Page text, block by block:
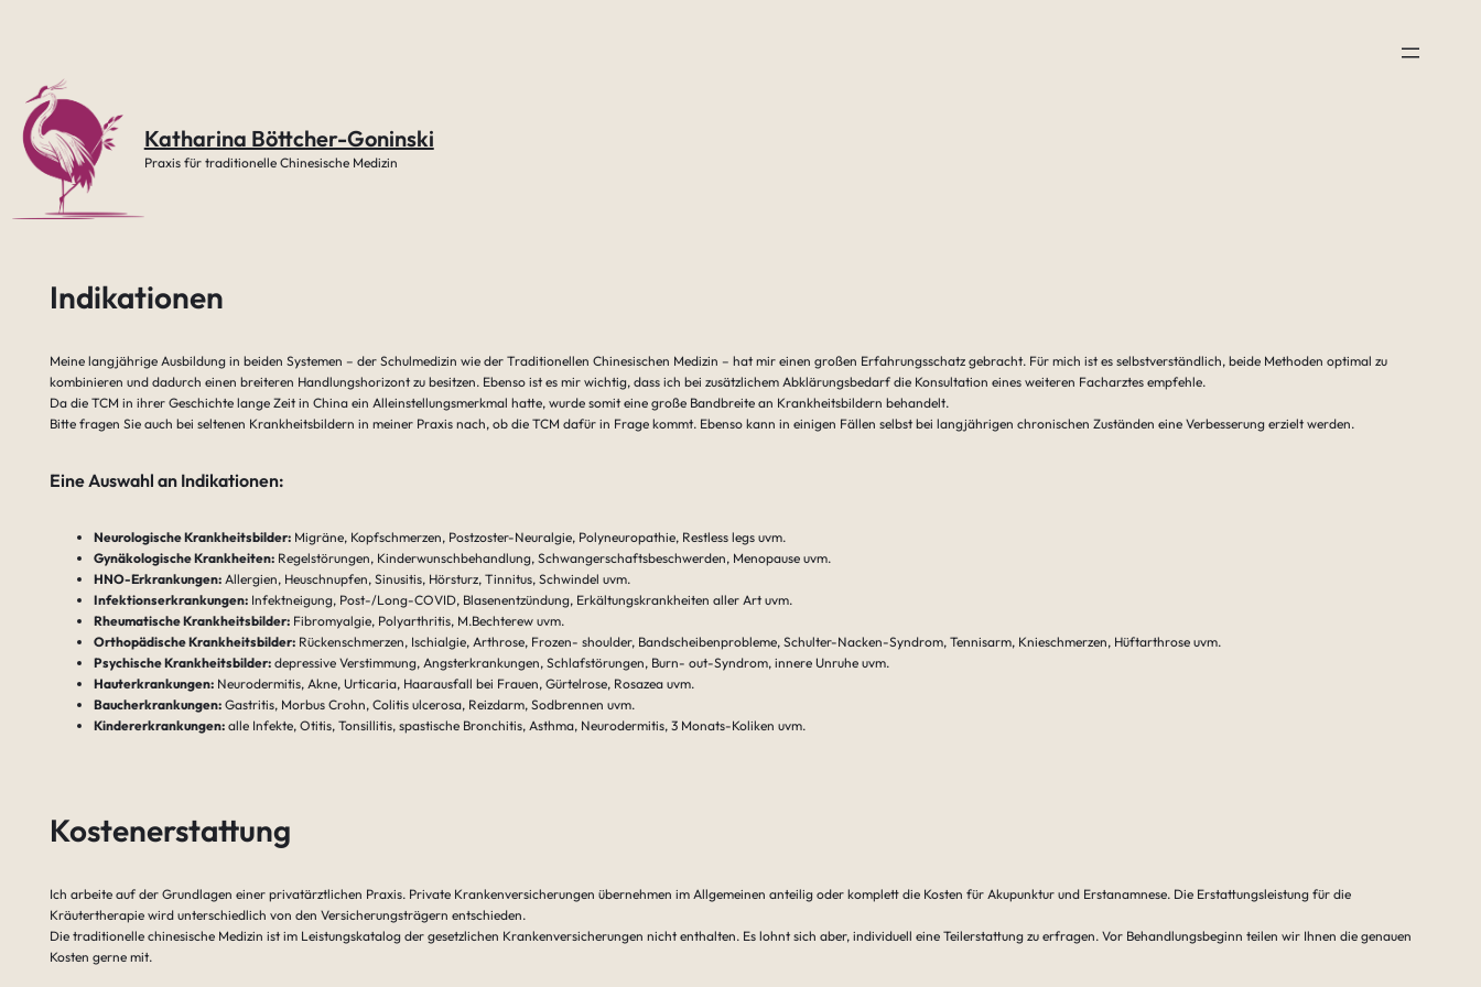
Katharina Böttcher-Goninski
Praxis für traditionelle Chinesische Medizin
Indikationen
Meine langjährige Ausbildung in beiden Systemen – der Schulmedizin wie der Traditionellen Chinesischen Medizin – hat mir einen großen Erfahrungsschatz gebracht. Für mich ist es selbstverständlich, beide Methoden optimal zu
kombinieren und dadurch einen breiteren Handlungshorizont zu besitzen. Ebenso ist es mir wichtig, dass ich bei zusätzlichem Abklärungsbedarf die Konsultation eines weiteren Facharztes empfehle.
Da die TCM in ihrer Geschichte lange Zeit in China ein Alleinstellungsmerkmal hatte, wurde somit eine große Bandbreite an Krankheitsbildern behandelt.
Bitte fragen Sie auch bei seltenen Krankheitsbildern in meiner Praxis nach, ob die TCM dafür in Frage kommt. Ebenso kann in einigen Fällen selbst bei langjährigen chronischen Zuständen eine Verbesserung erzielt werden.
Eine Auswahl an Indikationen:
Neurologische Krankheitsbilder:Migräne, Kopfschmerzen, Postzoster-Neuralgie, Polyneuropathie, Restless legs uvm.
Gynäkologische Krankheiten:Regelstörungen, Kinderwunschbehandlung, Schwangerschaftsbeschwerden, Menopause uvm.
HNO-Erkrankungen:Allergien, Heuschnupfen, Sinusitis, Hörsturz, Tinnitus, Schwindel uvm.
Infektionserkrankungen:Infektneigung, Post-/Long-COVID, Blasenentzündung, Erkältungskrankheiten aller Art uvm.
Rheumatische Krankheitsbilder:Fibromyalgie, Polyarthritis, M.Bechterew uvm.
Orthopädische Krankheitsbilder:Rückenschmerzen, Ischialgie, Arthrose, Frozen- shoulder, Bandscheibenprobleme, Schulter-Nacken-Syndrom, Tennisarm, Knieschmerzen, Hüftarthrose uvm.
Psychische Krankheitsbilder:depressive Verstimmung, Angsterkrankungen, Schlafstörungen, Burn- out-Syndrom, innere Unruhe uvm.
Hauterkrankungen:Neurodermitis, Akne, Urticaria, Haarausfall bei Frauen, Gürtelrose, Rosazea uvm.
Baucherkrankungen:Gastritis, Morbus Crohn, Colitis ulcerosa, Reizdarm, Sodbrennen uvm.
Kindererkrankungen:alle Infekte, Otitis, Tonsillitis, spastische Bronchitis, Asthma, Neurodermitis, 3 Monats-Koliken uvm.
Kostenerstattung
Ich arbeite auf der Grundlagen einer privatärztlichen Praxis. Private Krankenversicherungen übernehmen im Allgemeinen anteilig oder komplett die Kosten für Akupunktur und Erstanamnese. Die Erstattungsleistung für die
Kräutertherapie wird unterschiedlich von den Versicherungsträgern entschieden.
Die traditionelle chinesische Medizin ist im Leistungskatalog der gesetzlichen Krankenversicherungen nicht enthalten. Es lohnt sich aber, individuell eine Teilerstattung zu erfragen. Vor Behandlungsbeginn teilen wir Ihnen die genauen
Kosten gerne mit.